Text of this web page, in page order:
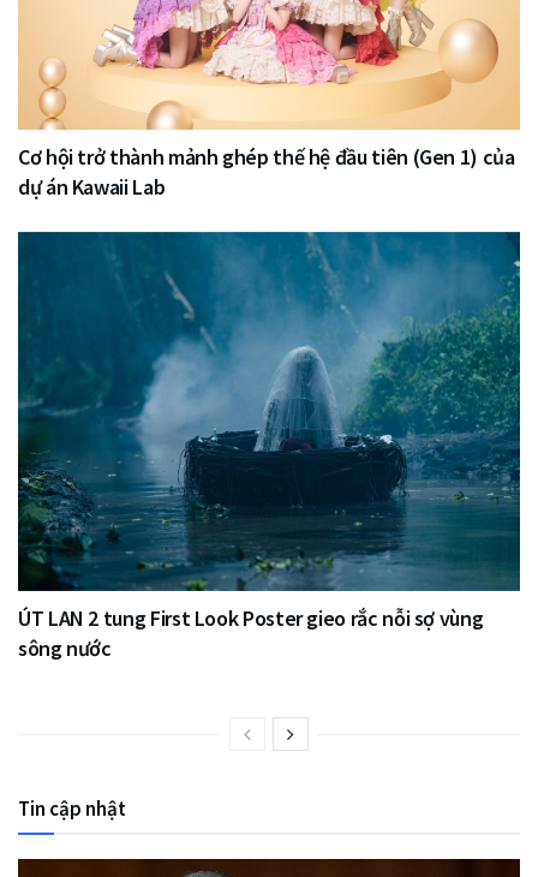
Cơ hội trở thành mảnh ghép thế hệ đầu tiên (Gen 1) của
dự án Kawaii Lab
ÚT LAN 2 tung First Look Poster gieo rắc nỗi sợ vùng
sông nước
Tin cập nhật